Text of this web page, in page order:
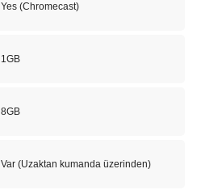
Yes (Chromecast)
1GB
8GB
Var (Uzaktan kumanda üzerinden)